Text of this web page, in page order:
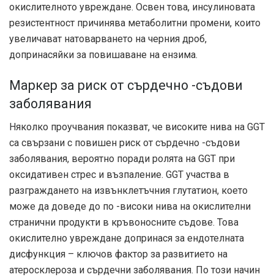
окислителното увреждане. Освен това, инсулиновата
резистентност причинява метаболитни промени, които
увеличават натоварването на черния дроб,
допринасяйки за повишаване на ензима.
Маркер за риск от сърдечно -съдови
заболявания
Няколко проучвания показват, че високите нива на GGT
са свързани с повишен риск от сърдечно -съдови
заболявания, вероятно поради ролята на GGT при
оксидативен стрес и възпаление. GGT участва в
разграждането на извънклетъчния глутатион, което
може да доведе до по -високи нива на окислителни
странични продукти в кръвоносните съдове. Това
окислително увреждане допринася за ендотелната
дисфункция – ключов фактор за развитието на
атеросклероза и сърдечни заболявания. По този начин